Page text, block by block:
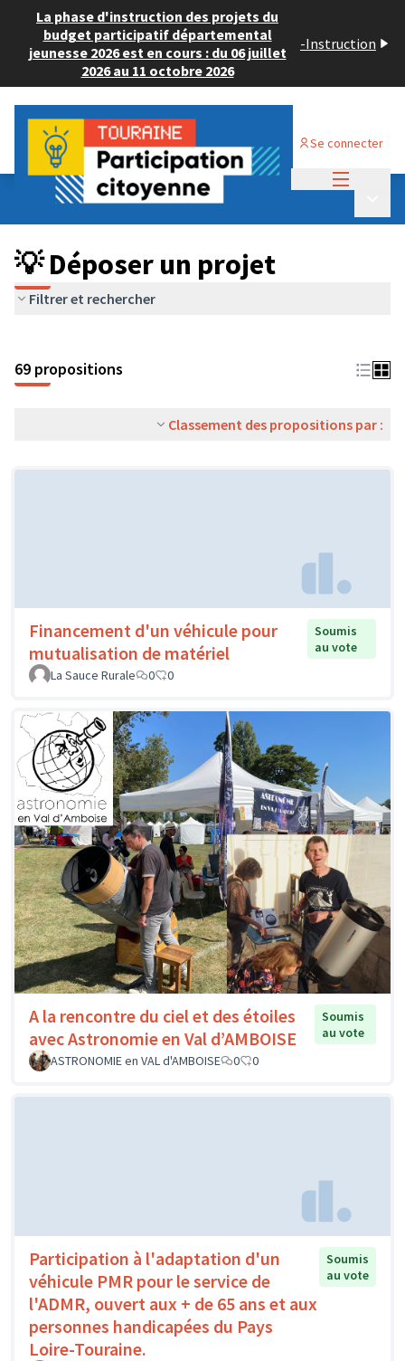
La phase d'instruction des projets du
budget participatif départemental
jeunesse 2026 est en cours : du 06 juillet
2026 au 11 octobre 2026
-Instruction
Se connecter
Budget Participatif ADULTE 2024
💡 Déposer un projet
💡 Déposer un projet
Filtrer et rechercher
69 propositions
Classement des propositions par :
Financement d'un véhicule pour
mutualisation de matériel
Soumis
au vote
La Sauce Rurale
0 0
A la rencontre du ciel et des étoiles
avec Astronomie en Val d’AMBOISE
Soumis
au vote
ASTRONOMIE en VAL d'AMBOISE
0 0
Participation à l'adaptation d'un
véhicule PMR pour le service de
l'ADMR, ouvert aux + de 65 ans et aux
personnes handicapées du Pays
Loire-Touraine.
Soumis
au vote